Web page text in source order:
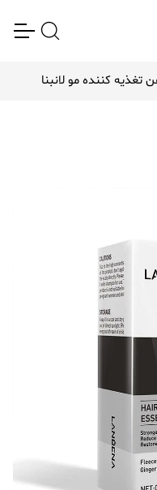
تغذیه کننده مو لانبنا